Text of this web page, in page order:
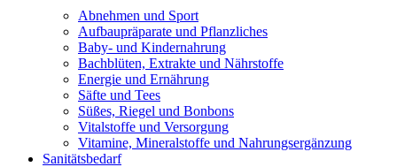
Abnehmen und Sport
Aufbaupräparate und Pflanzliches
Baby- und Kindernahrung
Bachblüten, Extrakte und Nährstoffe
Energie und Ernährung
Säfte und Tees
Süßes, Riegel und Bonbons
Vitalstoffe und Versorgung
Vitamine, Mineralstoffe und Nahrungsergänzung
Sanitätsbedarf